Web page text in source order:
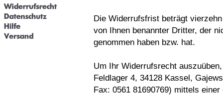
Die Widerrufsfrist beträgt
von Ihnen benannter Dritter, der
genommen haben bzw. hat.
Um Ihr Widerrufsrecht
Feldlager 4, 34128 Kassel,
Fax: 0561 81690769) mittels